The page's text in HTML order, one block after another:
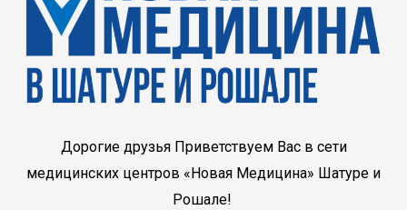
Дорогие друзья Приветствуем Вас в сети
медицинских центров «Новая Медицина» Шатуре и
Рошале!